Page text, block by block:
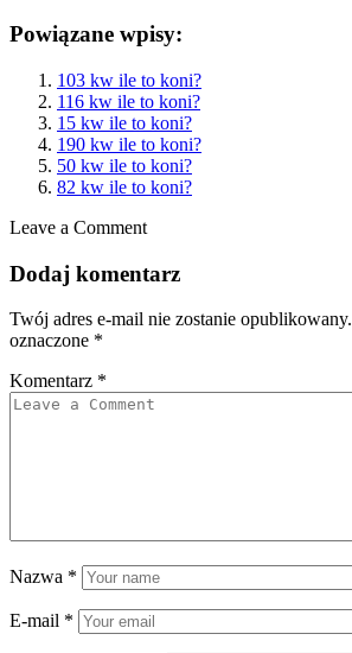
Powiązane wpisy:
103 kw ile to koni?
116 kw ile to koni?
15 kw ile to koni?
190 kw ile to koni?
50 kw ile to koni?
82 kw ile to koni?
Leave a Comment
Dodaj komentarz
Twój adres e-mail nie zostanie opublikowany.
oznaczone *
Komentarz *
Nazwa *
E-mail *